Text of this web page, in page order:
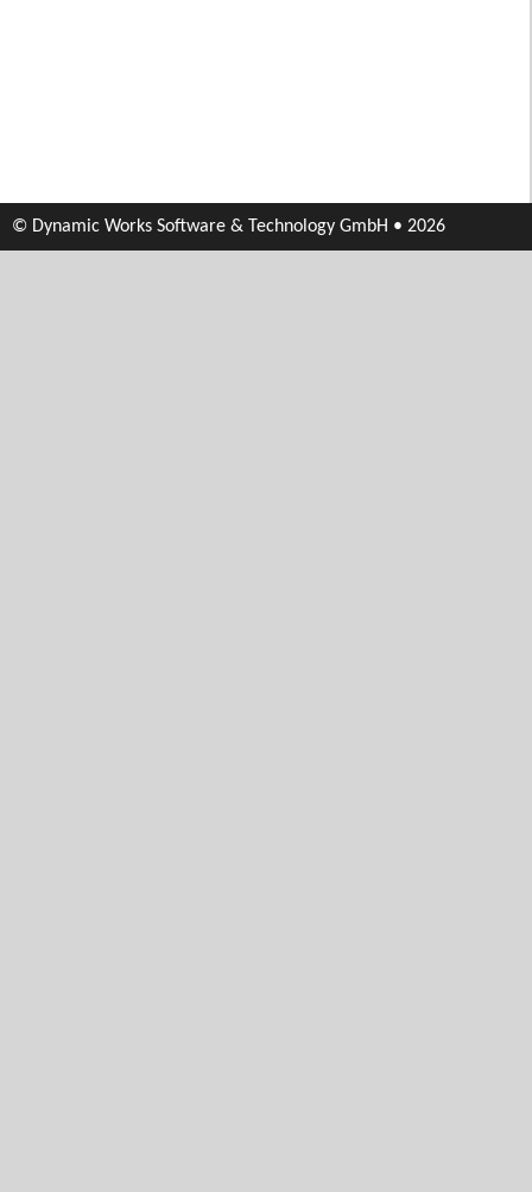
© Dynamic Works Software & Technology GmbH • 2026